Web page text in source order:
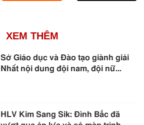
XEM THÊM
Sở Giáo dục và Đào tạo giành giải
Nhất nội dung đội nam, đội nữ...
HLV Kim Sang Sik: Đình Bắc đã